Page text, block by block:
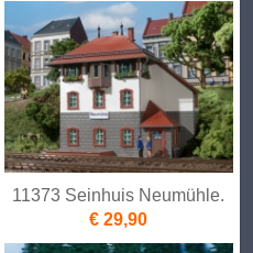
11373 Seinhuis Neumühle.
€ 29,90